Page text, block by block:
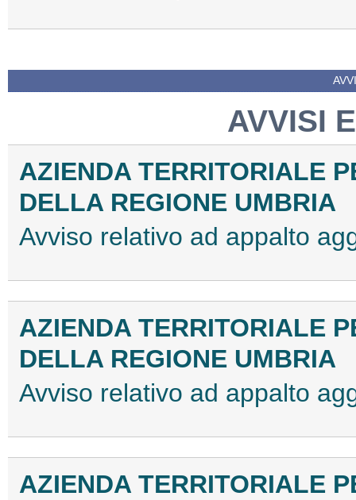
AVVISI
AZIENDA TERRITORIALE
DELLA REGIONE UMBRIA
Avviso relativo ad appalto
AZIENDA TERRITORIALE
DELLA REGIONE UMBRIA
Avviso relativo ad appalto
AZIENDA TERRITORIALE